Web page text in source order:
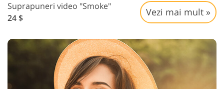
Suprapuneri video "Smoke"
24 $
Vezi mai mult »